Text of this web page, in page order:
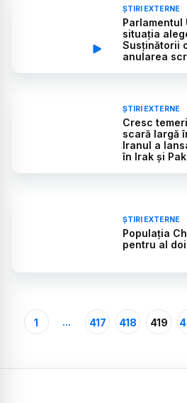
ȘTIRI EXTERNE
Parlamentul
situația
Susținătorii
anularea
ȘTIRI EXTERNE
Cresc
scară largă
Iranul a
în Irak și
ȘTIRI EXTERNE
Populația
pentru al
1 ... 417 418 419